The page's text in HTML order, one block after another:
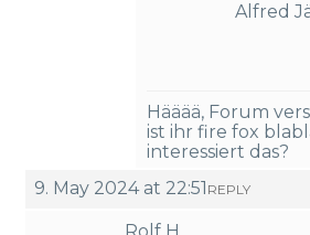
Alfred
Hääää, Forum
ist ihr fire fox
interessiert das?
9. May 2024 at 22:51 REPLY